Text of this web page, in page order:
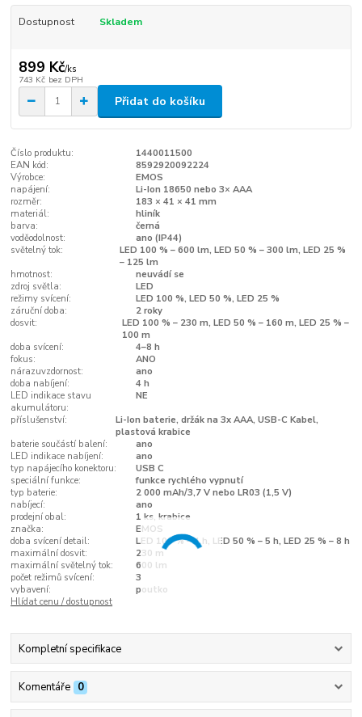
Dostupnost Skladem
899 Kč/ks
743 Kč bez DPH
Přidat do košíku
Číslo produktu:
1440011500
EAN kód:
8592920092224
Výrobce:
EMOS
napájení:
Li-Ion 18650 nebo 3× AAA
rozměr:
183 × 41 × 41 mm
materiál:
hliník
barva:
černá
voděodolnost:
ano (IP44)
světelný tok:
LED 100 % – 600 lm, LED 50 % – 300 lm, LED 25 %
– 125 lm
hmotnost:
neuvádí se
zdroj světla:
LED
režimy svícení:
LED 100 %, LED 50 %, LED 25 %
záruční doba:
2 roky
dosvit:
LED 100 % – 230 m, LED 50 % – 160 m, LED 25 % –
100 m
doba svícení:
4–8 h
fokus:
ANO
nárazuvzdornost:
ano
doba nabíjení:
4 h
LED indikace stavu
akumulátoru:
NE
příslušenství:
Li-Ion baterie, držák na 3x AAA, USB-C Kabel,
plastová krabice
baterie součástí balení:
ano
LED indikace nabíjení:
ano
typ napájecího konektoru:
USB C
speciální funkce:
funkce rychlého vypnutí
typ baterie:
2 000 mAh/3,7 V nebo LR03 (1,5 V)
nabíjecí:
ano
prodejní obal:
1 ks, krabice
značka:
EMOS
doba svícení detail:
LED 100 % – 4 h, LED 50 % – 5 h, LED 25 % – 8 h
maximální dosvit:
230 m
maximální světelný tok:
600 lm
počet režimů svícení:
3
vybavení:
poutko
Hlídat cenu / dostupnost
Kompletní specifikace
Komentáře 0